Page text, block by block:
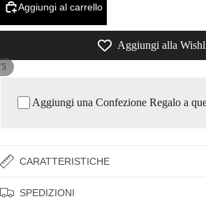
5
Aggiungi al carrello
Aggiungi alla
Aggiungi una Confezione Regalo a
CARATTERISTICHE
SPEDIZIONI